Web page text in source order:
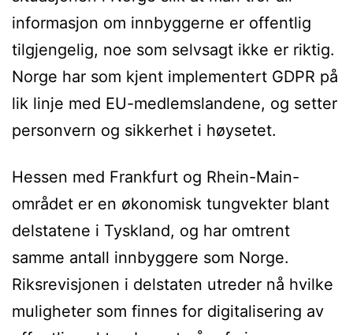
informasjon om innbyggerne er offentlig
tilgjengelig, noe som selvsagt ikke er riktig.
Norge har som kjent implementert GDPR på
lik linje med EU-medlemslandene, og setter
personvern og sikkerhet i høysetet.
Hessen med Frankfurt og Rhein-Main-
området er en økonomisk tungvekter blant
delstatene i Tyskland, og har omtrent
samme antall innbyggere som Norge.
Riksrevisjonen i delstaten utreder nå hvilke
muligheter som finnes for digitalisering av